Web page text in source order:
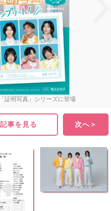
証明写真」シリーズに登場
事を見る 次へ＞